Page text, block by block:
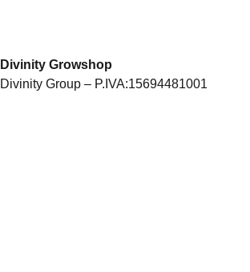
Divinity Growshop
Divinity Group – P.IVA:15694481001